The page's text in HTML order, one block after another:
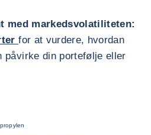
med markedsvolatiliteten:
for at vurdere, hvordan
påvirke din portefølje eller